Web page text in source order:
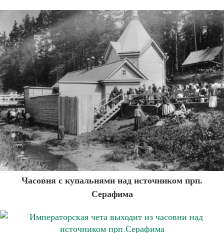
Часовня с купальнями над источником прп.
Серафима